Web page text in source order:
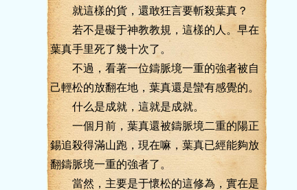
就這樣的貨，還敢狂言要斬殺葉真？
若不是礙于神教教規，這樣的人。早在
葉真手里死了幾十次了。
不過，看著一位鑄脈境一重的強者被自
己輕松的放翻在地，葉真還是蠻有感覺的。
什么是成就，這就是成就。
一個月前，葉真還被鑄脈境二重的陽正
錫追殺得滿山跑，現在嘛，葉真已經能夠放
翻鑄脈境一重的強者了。
當然，主要是于懷松的這修為，實在是